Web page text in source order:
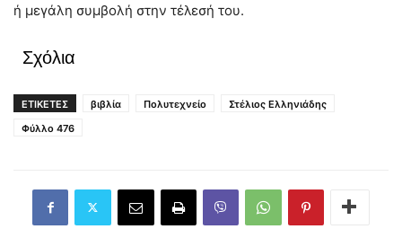
ή μεγάλη συμβολή στην τέλεσή του.
Σχόλια
ΕΤΙΚΕΤΕΣ βιβλία Πολυτεχνείο
Στέλιος Ελληνιάδης
Φύλλο 476